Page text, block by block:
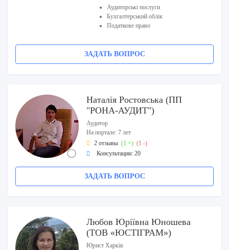
Аудиторські послуги
Бухгалтерський облік
Податкове право
ЗАДАТЬ ВОПРОС
Наталія Ростовська (ПП
"РОНА-АУДИТ")
Аудитор
На портале: 7 лет
2 отзывы (1 +) (1 -)
Консультации: 20
ЗАДАТЬ ВОПРОС
Любов Юріївна Юношева
(ТОВ «ЮСТІГРАМ»)
Юрист Харків